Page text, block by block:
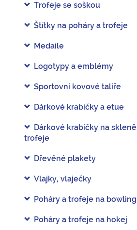
Trofeje se soškou
Štítky na poháry a trofeje
Medaile
Logotypy a emblémy
Sportovní kovové talíře
Dárkové krabičky a etue
Dárkové krabičky na
trofeje
Dřevěné plakety
Vlajky, vlaječky
Poháry a trofeje na bowling
Poháry a trofeje na hokej